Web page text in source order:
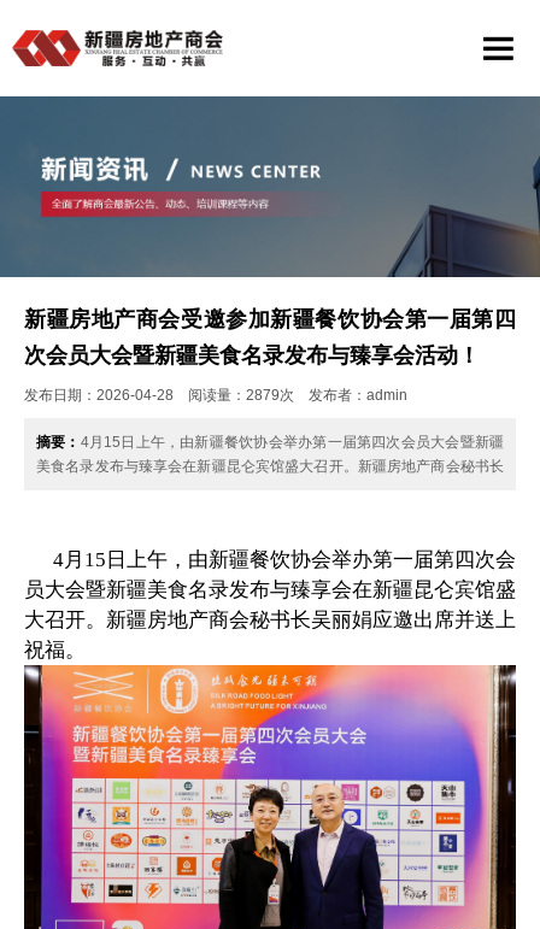
新疆房地产商会受邀参加新疆餐饮协会第一届第四
次会员大会暨新疆美食名录发布与臻享会活动！
发布日期：2026-04-28 阅读量：2879次 发布者：admin
摘要： 4月15日上午，由新疆餐饮协会举办第一届第四次会员大会暨新疆
美食名录发布与臻享会在新疆昆仑宾馆盛大召开。新疆房地产商会秘书长
4月15日上午，由新疆餐饮协会举办第一届第四次会
员大会暨新疆美食名录发布与臻享会在新疆昆仑宾馆盛
大召开。新疆房地产商会秘书长吴丽娟应邀出席并送上
祝福。